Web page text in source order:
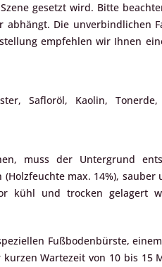
gesetzt wird. Bitte
Die unverbindlichen
empfehlen wir Ihnen
Safloröl, Kaolin,
muss der Untergrund
max. 14%),
kühl und trocken gelagert
Fußbodenbürste,
Wartezeit von 10 bis 15